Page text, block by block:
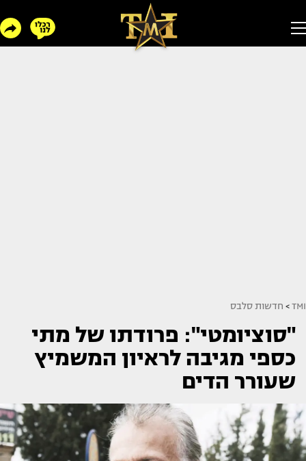
TMI
> חדשות סלבס
"סוציומטי": פרודתו של מתי
כספי מגיבה לראיון המשמיץ
שעורר הדים